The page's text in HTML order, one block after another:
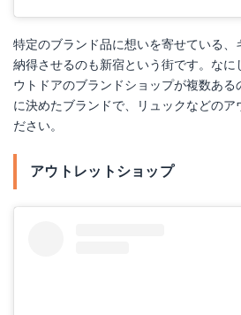
特定のブランド品に想いを寄せている、
納得させるのも新宿という街です。なに
ウトドアのブランドショップが複数あ
に決めたブランドで、リュックなどのア
ださい。
アウトレットショップ